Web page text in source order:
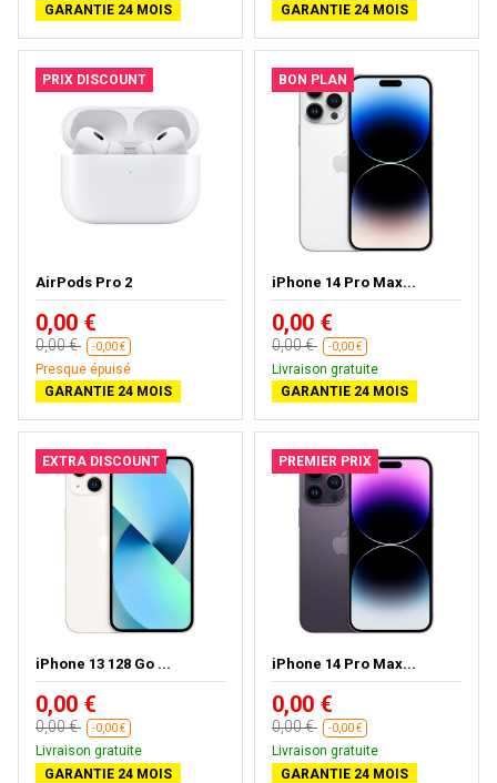
GARANTIE 24 MOIS
GARANTIE 24 MOIS
PRIX DISCOUNT
AirPods Pro 2
0,00 €
0,00 € -0,00 €
Presque épuisé
GARANTIE 24 MOIS
BON PLAN
iPhone 14 Pro Max...
0,00 €
0,00 € -0,00 €
Livraison gratuite
GARANTIE 24 MOIS
EXTRA DISCOUNT
iPhone 13 128 Go ...
0,00 €
0,00 € -0,00 €
Livraison gratuite
GARANTIE 24 MOIS
PREMIER PRIX
iPhone 14 Pro Max...
0,00 €
0,00 € -0,00 €
Livraison gratuite
GARANTIE 24 MOIS